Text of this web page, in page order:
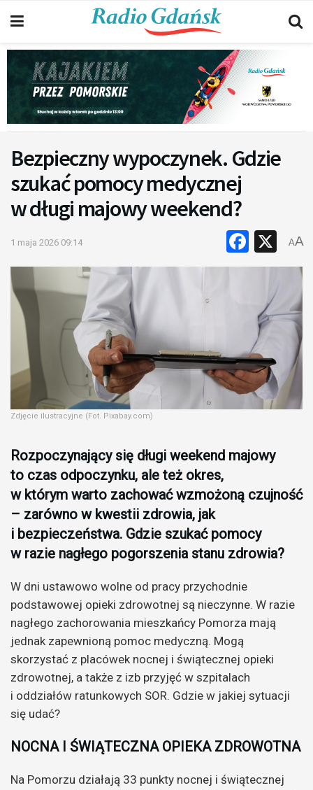
Bezpieczny wypoczynek. Gdzie
szukać pomocy medycznej
w długi majowy weekend?
1 maja 2026 09:14 X
AA
Zdjęcie ilustracyjne (Fot. Pixabay.com)
Rozpoczynający się długi weekend majowy
to czas odpoczynku, ale też okres,
w którym warto zachować wzmożoną czujność
– zarówno w kwestii zdrowia, jak
i bezpieczeństwa. Gdzie szukać pomocy
w razie nagłego pogorszenia stanu zdrowia?
W dni ustawowo wolne od pracy przychodnie
podstawowej opieki zdrowotnej są nieczynne. W razie
nagłego zachorowania mieszkańcy Pomorza mają
jednak zapewnioną pomoc medyczną. Mogą
skorzystać z placówek nocnej i świątecznej opieki
zdrowotnej, a także z izb przyjęć w szpitalach
i oddziałów ratunkowych SOR. Gdzie w jakiej sytuacji
się udać?
NOCNA I ŚWIĄTECZNA OPIEKA ZDROWOTNA
Na Pomorzu działają 33 punkty nocnej i świątecznej